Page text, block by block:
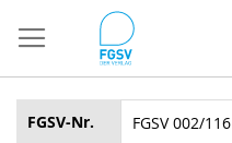
zum
Inhalt
FGSV-Nr. FGSV 002/116